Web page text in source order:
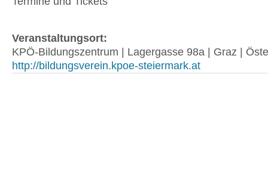
Veranstaltungsort:
KPÖ-Bildungszentrum | Lagergasse 98a | Graz |
http://bildungsverein.kpoe-steiermark.at